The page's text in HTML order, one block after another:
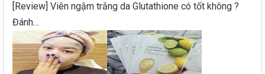
[Review] Viên ngậm trắng da Glutathione có tốt không ?
Đánh…